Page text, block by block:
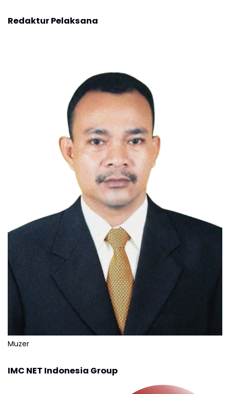
Redaktur Pelaksana
Muzer
IMC NET Indonesia Group